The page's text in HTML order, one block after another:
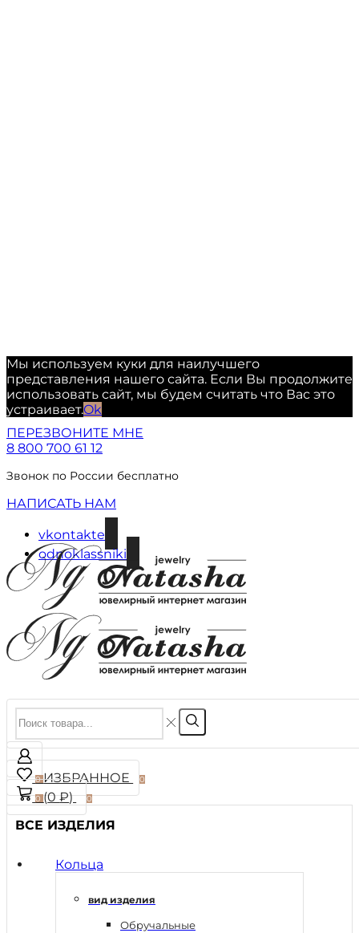
Мы используем куки для наилучшего
представления нашего сайта. Если Вы продолжите
использовать сайт, мы будем считать что Вас это
устраивает.Ok
ПЕРЕЗВОНИТЕ МНЕ
8 800 700 61 12
Звонок по России бесплатно
НАПИСАТЬ НАМ
vkontakte
odnoklassniki
0ИЗБРАННОЕ 0
0(0₽) 0
ВСЕ ИЗДЕЛИЯ
Кольца
вид изделия
Обручальные